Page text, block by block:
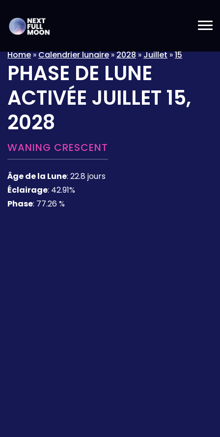
Home»Calendrier lunaire»2028»Juillet»15
PHASE DE LUNE
ACTIVÉE JUILLET 15,
2028
WANING CRESCENT
Âge de la Lune: 22.8 jours
Éclairage: 42.91%
Phase: 77.26 %